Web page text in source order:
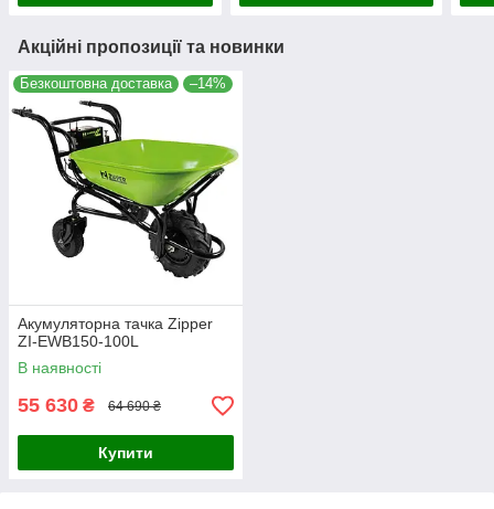
Акційні пропозиції та новинки
Безкоштовна доставка –14%
Акумуляторна тачка Zipper
ZI-EWB150-100L
В наявності
55 630 ₴ 64 690 ₴
Купити